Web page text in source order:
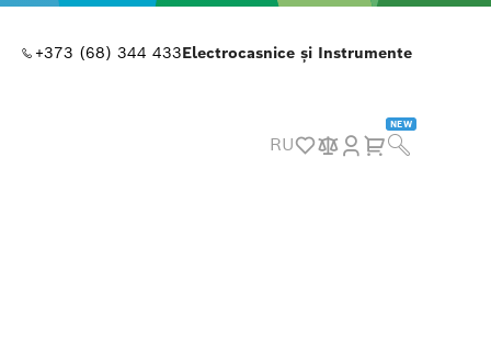
+373 (68) 344 433Electrocasnice și Instrumente
RU
NEW